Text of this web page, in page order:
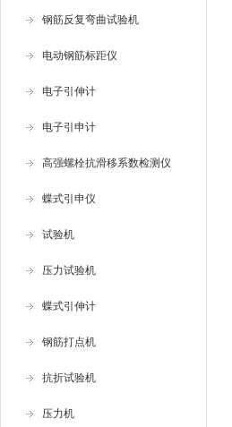
钢筋反复弯曲试验机
电动钢筋标距仪
电子引伸计
电子引申计
高强螺栓抗滑移系数检测仪
蝶式引申仪
试验机
压力试验机
蝶式引伸计
钢筋打点机
抗折试验机
压力机